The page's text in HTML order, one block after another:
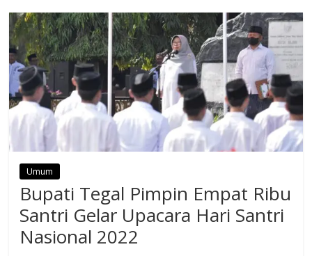
Umum
Bupati Tegal Pimpin Empat Ribu
Santri Gelar Upacara Hari Santri
Nasional 2022